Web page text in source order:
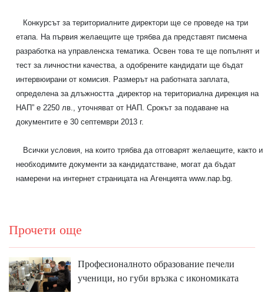
Конкурсът за териториалните директори ще се проведе на три
етапа. На първия желаещите ще трябва да представят писмена
разработка на управленска тематика. Освен това те ще попълнят и
тест за личностни качества, а одобрените кандидати ще бъдат
интервюирани от комисия. Размерът на работната заплата,
определена за длъжността „директор на териториална дирекция на
НАП” е 2250 лв., уточняват от НАП. Срокът за подаване на
документите е 30 септември 2013 г.
Всички условия, на които трябва да отговарят желаещите, както и
необходимите документи за кандидатстване, могат да бъдат
намерени на интернет страницата на Агенцията www.nap. bg.
Прочети още
Професионалното образование печели
ученици, но губи връзка с икономиката